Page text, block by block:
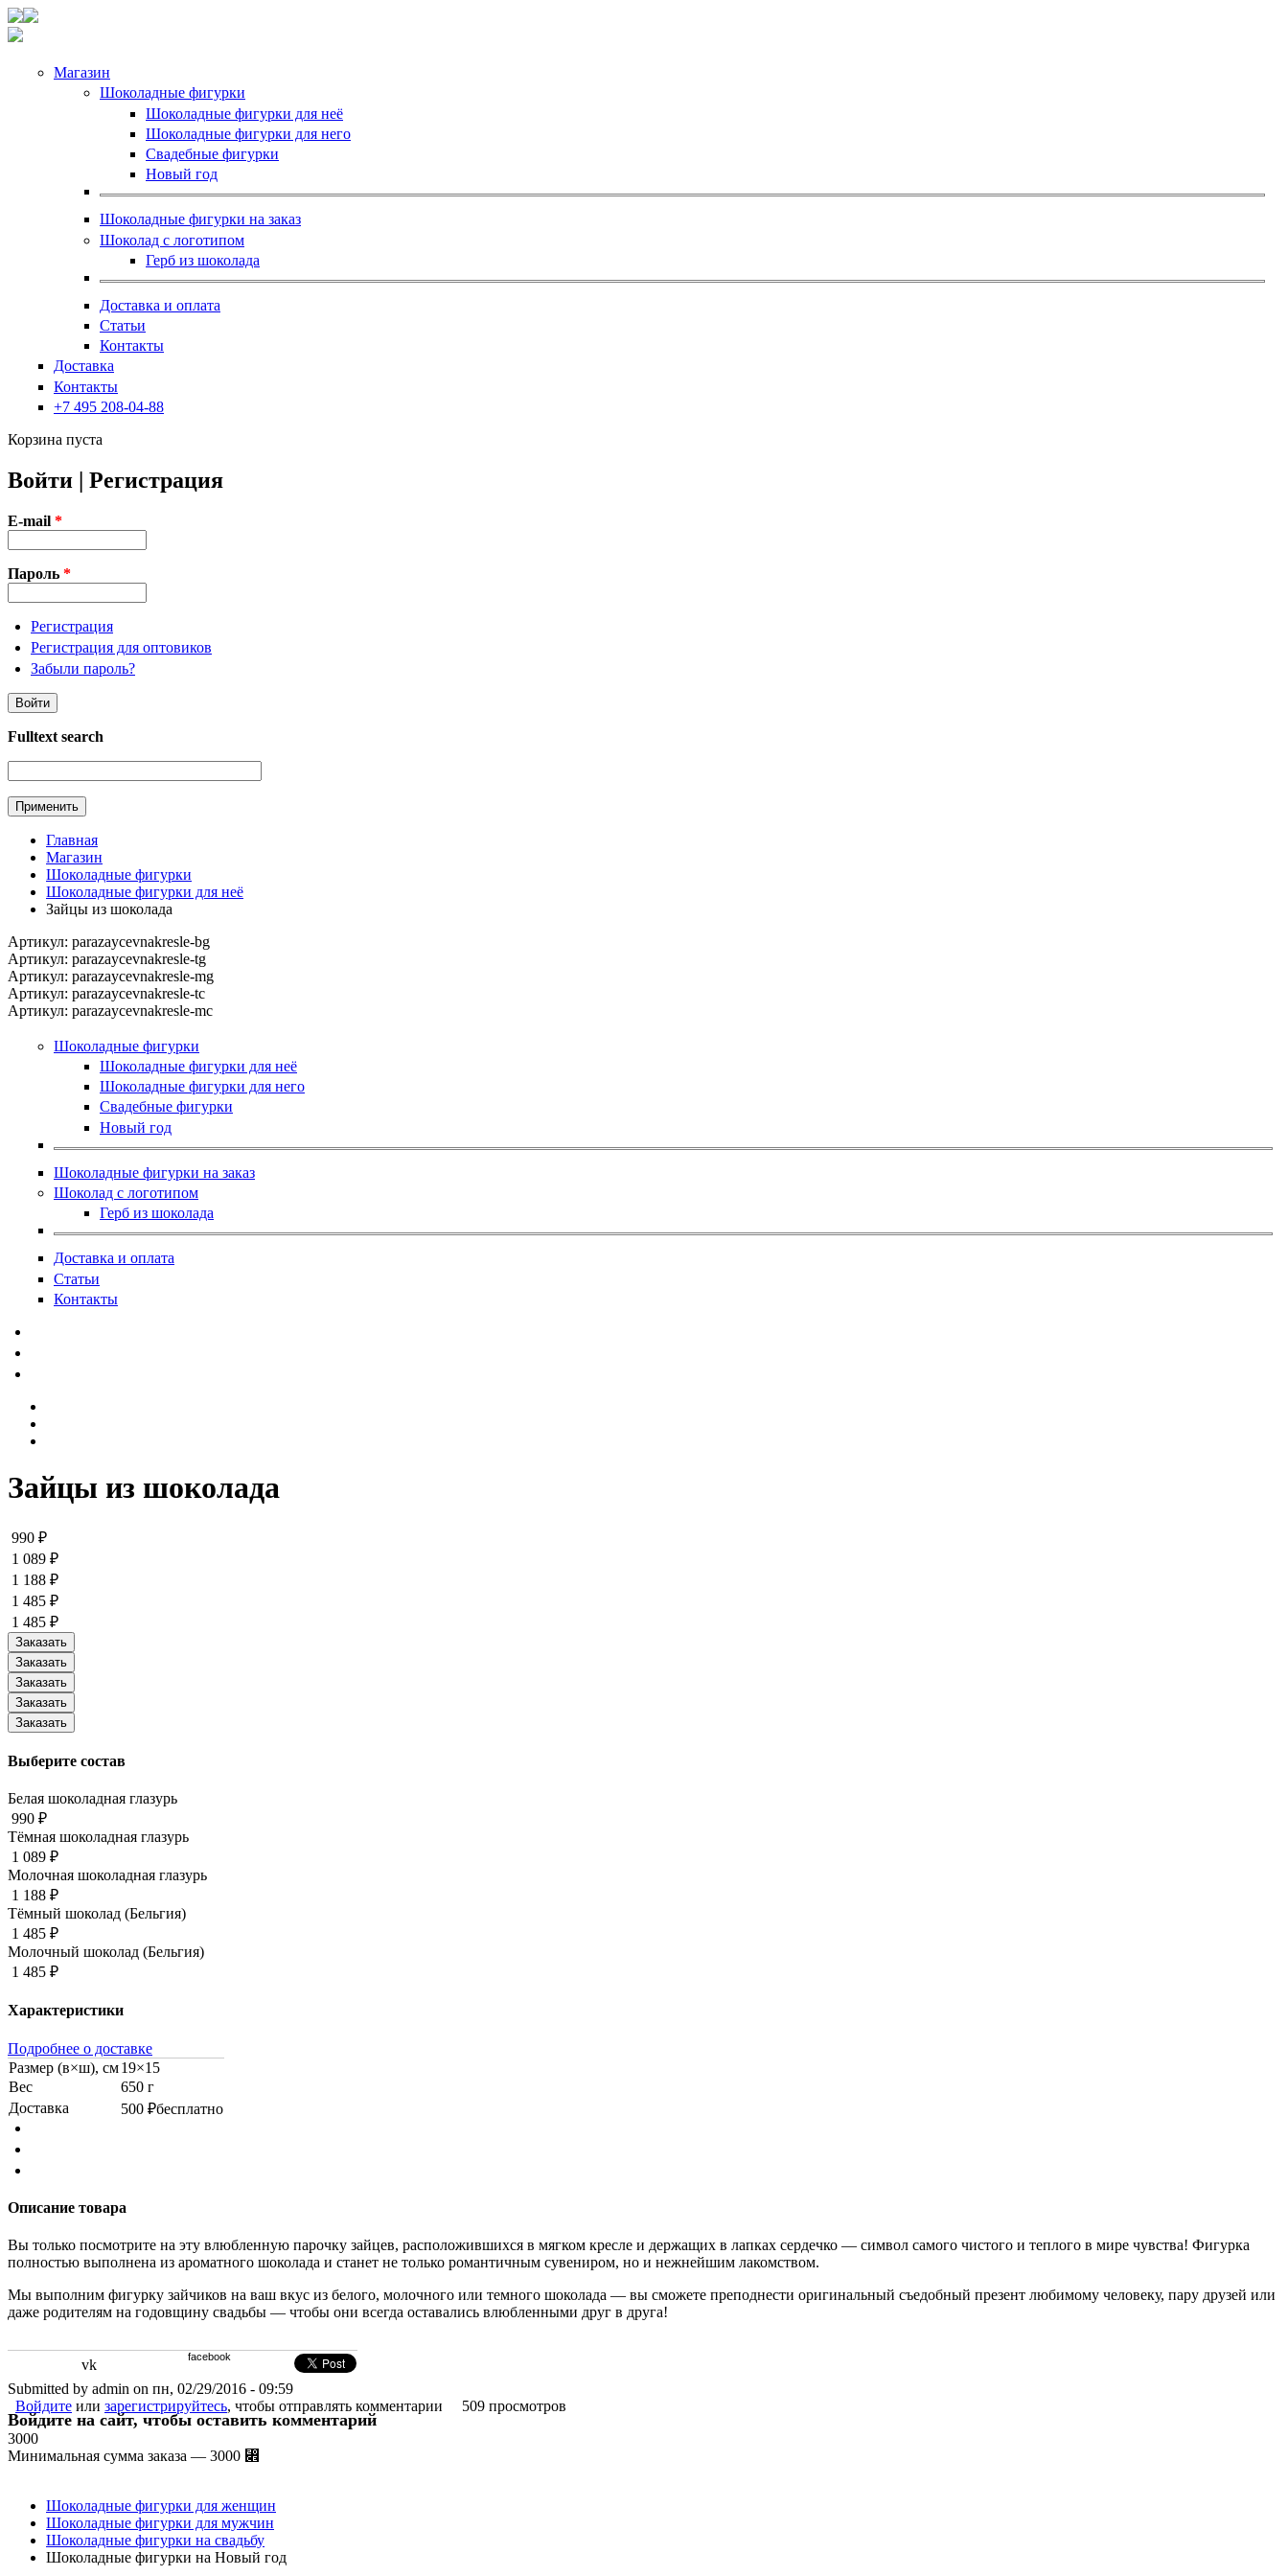
Магазин
Шоколадные фигурки
Шоколадные фигурки для неё
Шоколадные фигурки для него
Свадебные фигурки
Новый год
Шоколадные фигурки на заказ
Шоколад с логотипом
Герб из шоколада
Доставка и оплата
Статьи
Контакты
Доставка
Контакты
+7 495 208-04-88
Корзина пуста
Войти | Регистрация
E-mail *
Пароль *
Регистрация
Регистрация для оптовиков
Забыли пароль?
Fulltext search
Главная
Магазин
Шоколадные фигурки
Шоколадные фигурки для неё
Зайцы из шоколада
Артикул: parazaycevnakresle-bg
Артикул: parazaycevnakresle-tg
Артикул: parazaycevnakresle-mg
Артикул: parazaycevnakresle-tc
Артикул: parazaycevnakresle-mc
Шоколадные фигурки
Шоколадные фигурки для неё
Шоколадные фигурки для него
Свадебные фигурки
Новый год
Шоколадные фигурки на заказ
Шоколад с логотипом
Герб из шоколада
Доставка и оплата
Статьи
Контакты
Зайцы из шоколада
990 ₽
1 089 ₽
1 188 ₽
1 485 ₽
1 485 ₽
Выберите состав
Белая шоколадная глазурь
990 ₽
Тёмная шоколадная глазурь
1 089 ₽
Молочная шоколадная глазурь
1 188 ₽
Тёмный шоколад (Бельгия)
1 485 ₽
Молочный шоколад (Бельгия)
1 485 ₽
Характеристики
Подробнее о доставке
Размер (в×ш), см19×15
Вес
650 г
Доставка
500 ₽бесплатно
Описание товара
Вы только посмотрите на эту влюбленную парочку зайцев, расположившихся в мягком кресле и держащих в лапках сердечко — символ самого чистого и теплого в мире чувства! Фигурка
полностью выполнена из ароматного шоколада и станет не только романтичным сувениром, но и нежнейшим лакомством.
Мы выполним фигурку зайчиков на ваш вкус из белого, молочного или темного шоколада — вы сможете преподнести оригинальный съедобный презент любимому человеку, пару друзей или
даже родителям на годовщину свадьбы — чтобы они всегда оставались влюбленными друг в друга!
vk facebook
Submitted by admin on пн, 02/29/2016 - 09:59
Войдите или зарегистрируйтесь, чтобы отправлять комментарии 509 просмотров
Войдите на сайт, чтобы оставить комментарий
3000
Минимальная сумма заказа — 3000 ⃎
Шоколадные фигурки для женщин
Шоколадные фигурки для мужчин
Шоколадные фигурки на свадьбу
Шоколадные фигурки на Новый год